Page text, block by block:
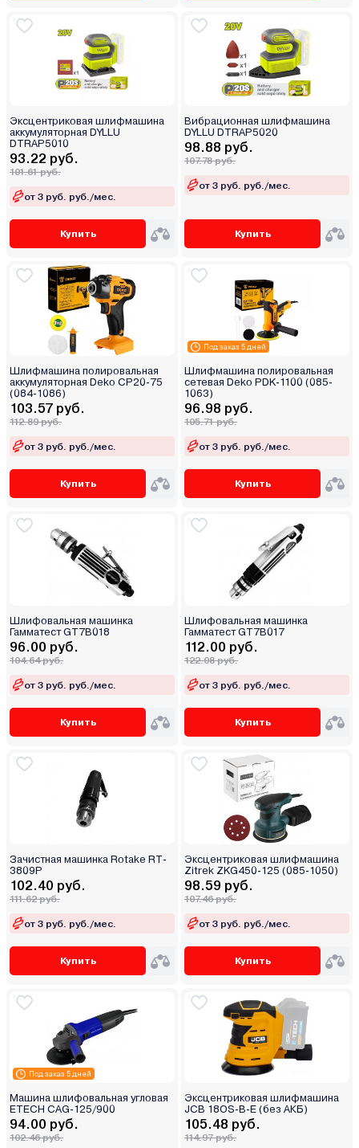
Эксцентриковая шлифмашина
аккумуляторная DYLLU
DTRAP5010
93.22 руб.
101.61 руб.
от 3 руб. руб./мес.
Купить
Вибрационная шлифмашина
DYLLU DTRAP5020
98.88 руб.
107.78 руб.
от 3 руб. руб./мес.
Купить
Шлифмашина полировальная
аккумуляторная Deko CP20-75
(084-1086)
103.57 руб.
112.89 руб.
от 3 руб. руб./мес.
Купить
Под заказ 5 дней
Шлифмашина полировальная
сетевая Deko PDK-1100 (085-
1063)
96.98 руб.
105.71 руб.
от 3 руб. руб./мес.
Купить
Шлифовальная машинка
Гамматест GT7B018
96.00 руб.
104.64 руб.
от 3 руб. руб./мес.
Купить
Шлифовальная машинка
Гамматест GT7B017
112.00 руб.
122.08 руб.
от 3 руб. руб./мес.
Купить
Зачистная машинка Rotake RT-
3809P
102.40 руб.
111.62 руб.
от 3 руб. руб./мес.
Купить
Эксцентриковая шлифмашина
Zitrek ZKG450-125 (085-1050)
98.59 руб.
107.46 руб.
от 3 руб. руб./мес.
Купить
Под заказ 5 дней
Машина шлифовальная угловая
ETECH CAG-125/900
94.00 руб.
102.46 руб.
Эксцентриковая шлифмашина
JCB 18OS-B-E (без АКБ)
105.48 руб.
114.97 руб.